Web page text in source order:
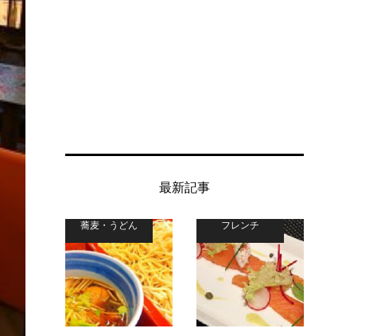
最新記事
蕎麦・うどん フレンチ